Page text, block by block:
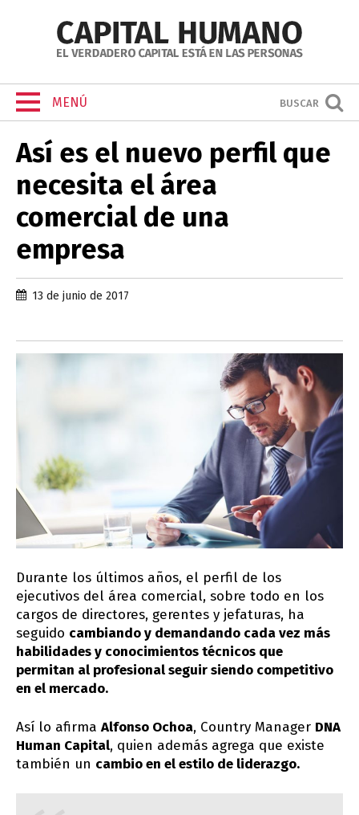
MENÚ BUSCAR
Así es el nuevo perfil que
necesita el área
comercial de una
empresa
13 de junio de 2017
Durante los últimos años, el perfil de los
ejecutivos del área comercial, sobre todo en los
cargos de directores, gerentes y jefaturas, ha
seguido cambiando y demandando cada vez más
habilidades y conocimientos técnicos que
permitan al profesional seguir siendo competitivo
en el mercado.
Así lo afirma Alfonso Ochoa, Country Manager DNA
Human Capital, quien además agrega que existe
también un cambio en el estilo de liderazgo.